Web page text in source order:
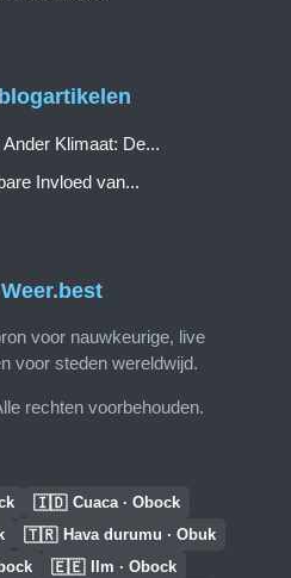
voor nauwkeurige, live
voor steden wereldwijd.
rechten voorbehouden.
Klimaat: De...
Invloed van...
🇮🇩 Cuaca · Obock
🇹🇷 Hava durumu · Obuk
🇪🇪 Ilm · Obock